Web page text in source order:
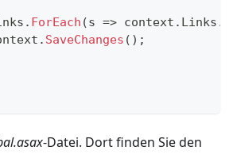
. ForEach (s => context . Links .
. SaveChanges ( ) ;
-Datei. Dort finden Sie den